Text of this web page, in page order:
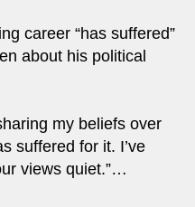
career “has suffered”
about his political
my beliefs over
suffered for it. I’ve
views quiet.”…